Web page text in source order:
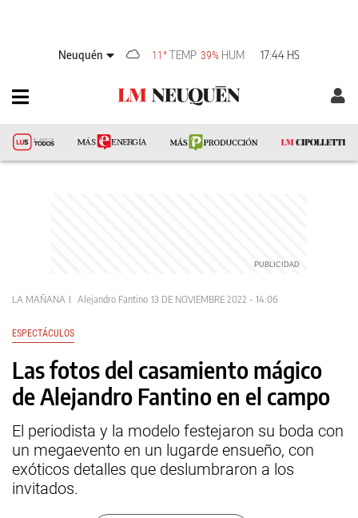
Neuquén 11° TEMP 39% HUM 17:44 HS
LA MAÑANA Alejandro Fantino 13 DE NOVIEMBRE 2022 - 14:06
ESPECTÁCULOS
Las fotos del casamiento mágico
de Alejandro Fantino en el campo
El periodista y la modelo festejaron su boda con
un megaevento en un lugarde ensueño, con
exóticos detalles que deslumbraron a los
invitados.